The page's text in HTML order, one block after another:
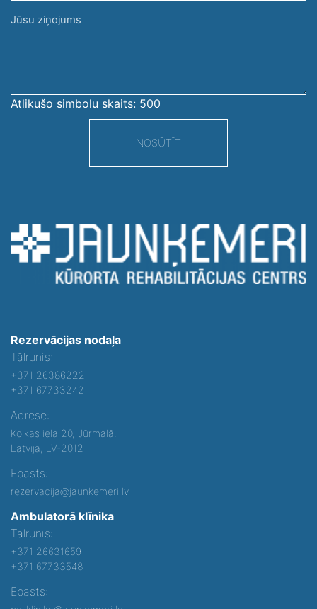
Jūsu
Atlikušo simbolu skaits: 500
NOSŪTĪT
Rezervācijas nodaļa
Tālrunis:
+371 26386222
+371 67733242
Adrese:
Kolkas iela 20, Jūrmalā,
Latvijā, LV-2012
Epasts:
rezervacija@jaunkemeri.lv
Ambulatorā klīnika
Tālrunis:
+371 26631659
+371 67733548
Epasts: